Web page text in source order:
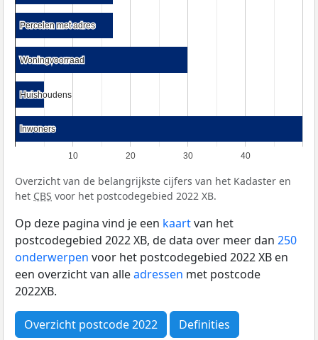
10 20 30 40
Percelen met adres
Percelen met adres
Woningvoorraad
Woningvoorraad
Huishoudens
Huishoudens
Inwoners
Inwoners
Overzicht van de belangrijkste cijfers van het Kadaster en
het CBS voor het postcodegebied 2022 XB.
Op deze pagina vind je een kaartvan het
postcodegebied 2022 XB, de data over meer dan 250
onderwerpen voor het postcodegebied 2022 XB en
een overzicht van alleadressen met postcode
2022XB.
Overzicht postcode 2022 Definities